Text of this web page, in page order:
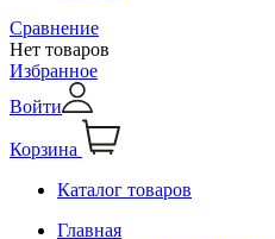
Сравнение
Нет товаров
Избранное
Войти
Корзина
Каталог товаров
Главная